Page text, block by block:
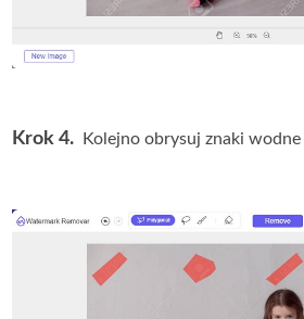
Krok 4. Kolejno obrysuj znaki